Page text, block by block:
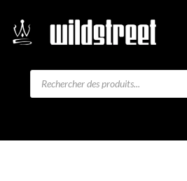
Recherche